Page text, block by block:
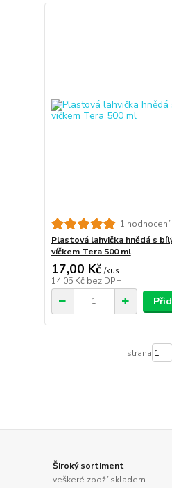
1 hodnocení
Plastová lahvička hnědá s
víčkem Tera 500 ml
17,00 Kč /kus
14,05 Kč bez DPH
strana
Široký sortiment
veškeré zboží skladem